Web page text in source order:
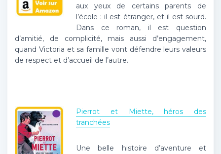
aux yeux de certains parents de
l’école : il est étranger, et il est sourd.
Dans ce roman, il est question
d’amitié, de complicité, mais aussi d’engagement,
quand Victoria et sa famille vont défendre leurs valeurs
de respect et d’accueil de l’autre.
Pierrot et Miette, héros des
tranchées
Une belle histoire d’aventure et